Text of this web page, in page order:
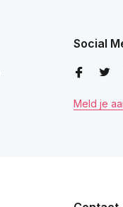
Social
Meld je